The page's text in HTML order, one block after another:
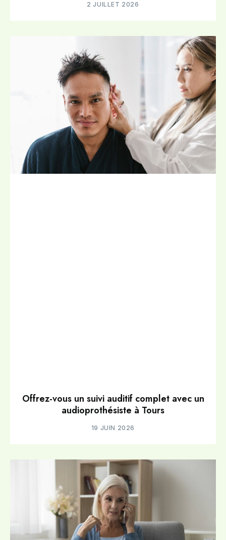
2 JUILLET 2026
Offrez-vous un suivi auditif complet avec un
audioprothésiste à Tours
19 JUIN 2026